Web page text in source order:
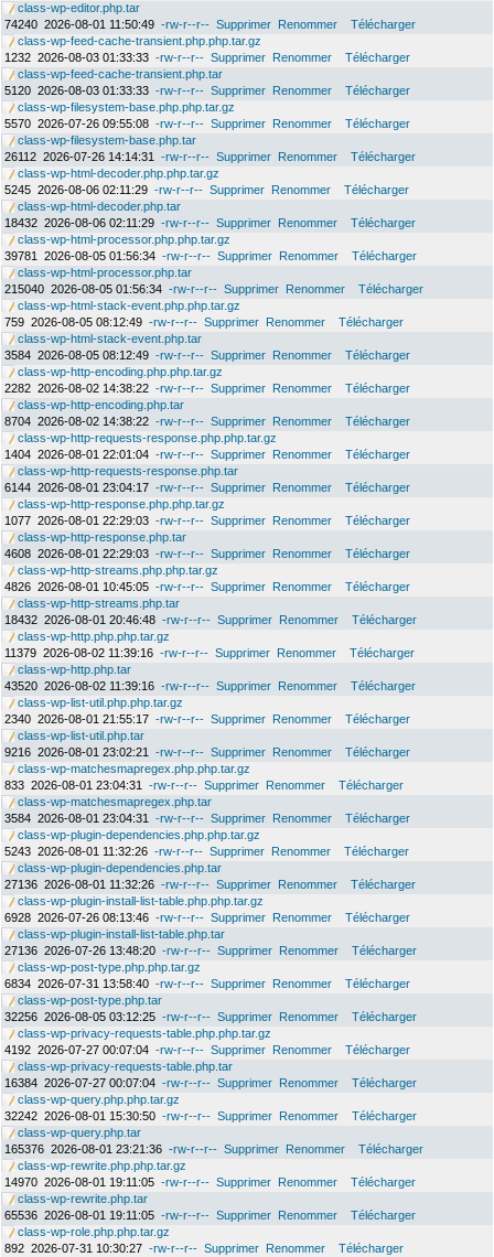
class-wp-editor.php.tar
74240 2026-08-01 11:50:49 -rw-r--r-- Supprimer Renommer
Télécharger
class-wp-feed-cache-transient.php.php.tar.gz
1232 2026-08-03 01:33:33 -rw-r--r-- Supprimer Renommer
Télécharger
class-wp-feed-cache-transient.php.tar
5120 2026-08-03 01:33:33 -rw-r--r-- Supprimer Renommer
Télécharger
class-wp-filesystem-base.php.php.tar.gz
5570 2026-07-26 09:55:08 -rw-r--r-- Supprimer Renommer
Télécharger
class-wp-filesystem-base.php.tar
26112 2026-07-26 14:14:31 -rw-r--r-- Supprimer Renommer
Télécharger
class-wp-html-decoder.php.php.tar.gz
5245 2026-08-06 02:11:29 -rw-r--r-- Supprimer Renommer
Télécharger
class-wp-html-decoder.php.tar
18432 2026-08-06 02:11:29 -rw-r--r-- Supprimer Renommer
Télécharger
class-wp-html-processor.php.php.tar.gz
39781
2026-08-05 01:56:34 -rw-r--r-- Supprimer Renommer
Télécharger
class-wp-html-processor.php.tar
215040 2026-08-05 01:56:34 -rw-r--r-- Supprimer Renommer
Télécharger
class-wp-html-stack-event.php.php.tar.gz
759 2026-08-05 08:12:49 -rw-r--r-- Supprimer Renommer
Télécharger
class-wp-html-stack-event.php.tar
3584 2026-08-05 08:12:49 -rw-r--r-- Supprimer Renommer
Télécharger
class-wp-http-encoding.php.php.tar.gz
2282 2026-08-02 14:38:22 -rw-r--r-- Supprimer Renommer
Télécharger
class-wp-http-encoding.php.tar
8704 2026-08-02 14:38:22 -rw-r--r-- Supprimer Renommer
Télécharger
class-wp-http-requests-response.php.php.tar.gz
1404 2026-08-01 22:01:04 -rw-r--r-- Supprimer Renommer
Télécharger
class-wp-http-requests-response.php.tar
6144 2026-08-01 23:04:17 -rw-r--r-- Supprimer Renommer
Télécharger
class-wp-http-response.php.php.tar.gz
1077 2026-08-01 22:29:03 -rw-r--r-- Supprimer Renommer
Télécharger
class-wp-http-response.php.tar
4608 2026-08-01 22:29:03 -rw-r--r-- Supprimer Renommer
Télécharger
class-wp-http-streams.php.php.tar.gz
4826 2026-08-01 10:45:05 -rw-r--r-- Supprimer Renommer
Télécharger
class-wp-http-streams.php.tar
18432 2026-08-01 20:46:48 -rw-r--r-- Supprimer Renommer
Télécharger
class-wp-http.php.php.tar.gz
11379 2026-08-02 11:39:16 -rw-r--r-- Supprimer Renommer
Télécharger
class-wp-http.php.tar
43520 2026-08-02 11:39:16 -rw-r--r-- Supprimer Renommer
Télécharger
class-wp-list-util.php.php.tar.gz
2340 2026-08-01 21:55:17 -rw-r--r-- Supprimer Renommer
Télécharger
class-wp-list-util.php.tar
9216 2026-08-01 23:02:21 -rw-r--r-- Supprimer Renommer
Télécharger
class-wp-matchesmapregex.php.php.tar.gz
833 2026-08-01 23:04:31 -rw-r--r-- Supprimer Renommer
Télécharger
class-wp-matchesmapregex.php.tar
3584 2026-08-01 23:04:31 -rw-r--r-- Supprimer Renommer
Télécharger
class-wp-plugin-dependencies.php.php.tar.gz
5243 2026-08-01 11:32:26 -rw-r--r-- Supprimer Renommer
Télécharger
class-wp-plugin-dependencies.php.tar
27136 2026-08-01 11:32:26 -rw-r--r-- Supprimer Renommer
Télécharger
class-wp-plugin-install-list-table.php.php.tar.gz
6928 2026-07-26 08:13:46 -rw-r--r-- Supprimer Renommer
Télécharger
class-wp-plugin-install-list-table.php.tar
27136 2026-07-26 13:48:20 -rw-r--r-- Supprimer Renommer
Télécharger
class-wp-post-type.php.php.tar.gz
6834 2026-07-31 13:58:40 -rw-r--r-- Supprimer Renommer
Télécharger
class-wp-post-type.php.tar
32256 2026-08-05 03:12:25 -rw-r--r-- Supprimer Renommer
Télécharger
class-wp-privacy-requests-table.php.php.tar.gz
4192 2026-07-27 00:07:04 -rw-r--r-- Supprimer Renommer
Télécharger
class-wp-privacy-requests-table.php.tar
16384 2026-07-27 00:07:04 -rw-r--r-- Supprimer Renommer
Télécharger
class-wp-query.php.php.tar.gz
32242 2026-08-01 15:30:50 -rw-r--r-- Supprimer Renommer
Télécharger
class-wp-query.php.tar
165376 2026-08-01 23:21:36 -rw-r--r-- Supprimer Renommer
Télécharger
class-wp-rewrite.php.php.tar.gz
14970 2026-08-01 19:11:05 -rw-r--r-- Supprimer Renommer
Télécharger
class-wp-rewrite.php.tar
65536 2026-08-01 19:11:05 -rw-r--r-- Supprimer Renommer
Télécharger
class-wp-role.php.php.tar.gz
892 2026-07-31 10:30:27 -rw-r--r-- Supprimer Renommer Télécharger